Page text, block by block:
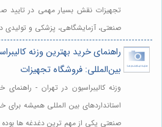
تجهیزات نقش بسیار مهمی در
صنعتی، آزمایشگاهی، پزشکی و تولیدی
راهنمای خرید بهترین وزنه
بین‌المللی: فروشگاه تجهیزات
وزنه کالیبراسیون در تهران - راهنمای
استانداردهای بین المللی همیشه برای
صنعتی یکی از مهم ترین دغدغه ها